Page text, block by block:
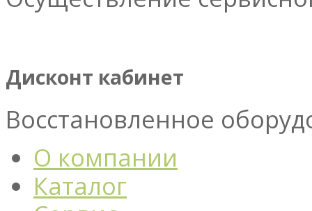
Дисконт кабинет
Восстановленное
О компании
Каталог